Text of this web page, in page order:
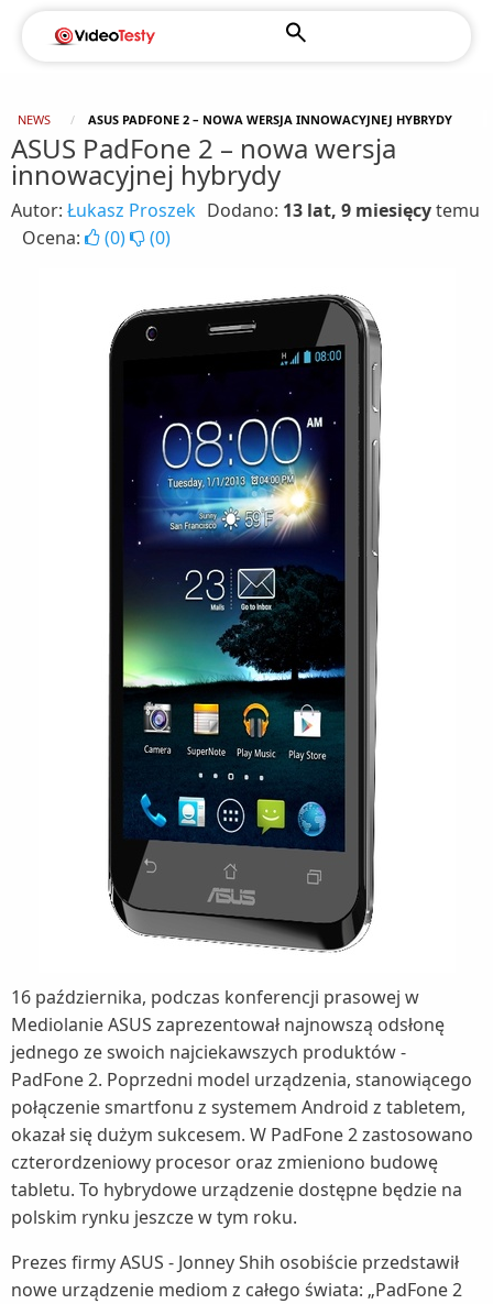
NEWS ASUS PADFONE 2 – NOWA WERSJA INNOWACYJNEJ HYBRYDY
ASUS PadFone 2 – nowa wersja
innowacyjnej hybrydy
Autor: Łukasz Proszek Dodano: 13 lat, 9 miesięcytemu
Ocena:
(0) (0)
16 października, podczas konferencji prasowej w
Mediolanie ASUS zaprezentował najnowszą odsłonę
jednego ze swoich najciekawszych produktów -
PadFone 2. Poprzedni model urządzenia, stanowiącego
połączenie smartfonu z systemem Android z tabletem,
okazał się dużym sukcesem. W PadFone 2 zastosowano
czterordzeniowy procesor oraz zmieniono budowę
tabletu. To hybrydowe urządzenie dostępne będzie na
polskim rynku jeszcze w tym roku.
Prezes firmy ASUS - Jonney Shih osobiście przedstawił
nowe urządzenie mediom z całego świata: „PadFone 2